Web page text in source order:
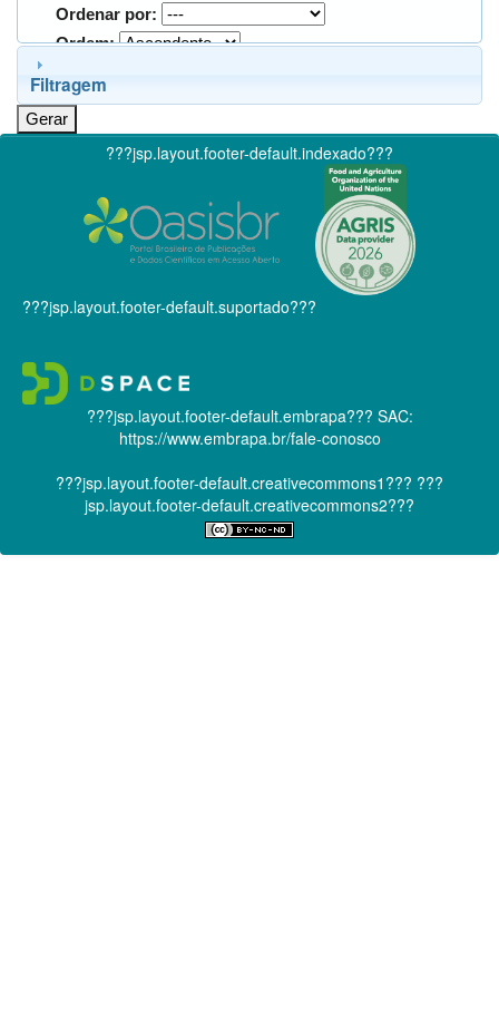
Ordenar por:
Ordem:
Filtragem
???jsp.layout.footer-default.indexado???
???jsp.layout.footer-default.suportado???
???jsp.layout.footer-default.embrapa??? SAC:
https://www.embrapa.br/fale-conosco
???jsp.layout.footer-default.creativecommons1??? ???
jsp.layout.footer-default.creativecommons2???